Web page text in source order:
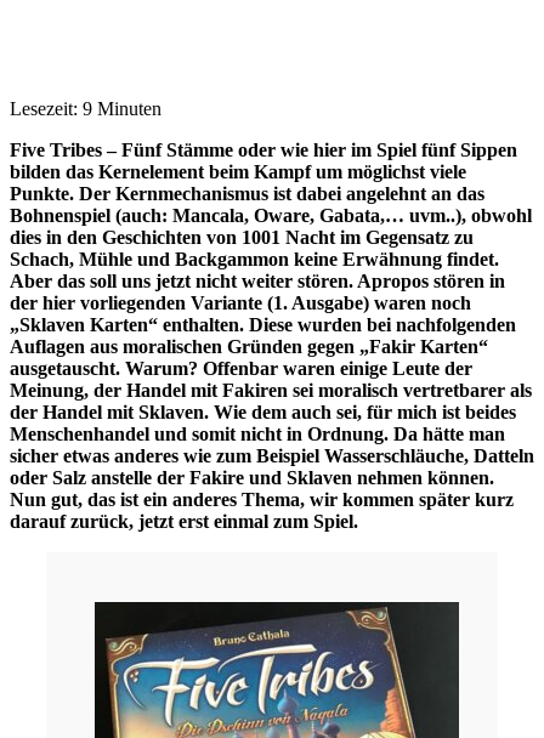
Lesezeit: 9 Minuten
Five Tribes – Fünf Stämme oder wie hier im Spiel fünf Sippen
bilden das Kernelement beim Kampf um möglichst viele
Punkte. Der Kernmechanismus ist dabei angelehnt an das
Bohnenspiel (auch: Mancala, Oware, Gabata,… uvm..), obwohl
dies in den Geschichten von 1001 Nacht im Gegensatz zu
Schach, Mühle und Backgammon keine Erwähnung findet.
Aber das soll uns jetzt nicht weiter stören. Apropos stören in
der hier vorliegenden Variante (1. Ausgabe) waren noch
„Sklaven Karten“ enthalten. Diese wurden bei nachfolgenden
Auflagen aus moralischen Gründen gegen „Fakir Karten“
ausgetauscht. Warum? Offenbar waren einige Leute der
Meinung, der Handel mit Fakiren sei moralisch vertretbarer als
der Handel mit Sklaven. Wie dem auch sei, für mich ist beides
Menschenhandel und somit nicht in Ordnung. Da hätte man
sicher etwas anderes wie zum Beispiel Wasserschläuche, Datteln
oder Salz anstelle der Fakire und Sklaven nehmen können.
Nun gut, das ist ein anderes Thema, wir kommen später kurz
darauf zurück, jetzt erst einmal zum Spiel.